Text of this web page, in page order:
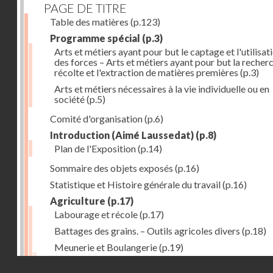
PAGE DE TITRE
Table des matières (p.123)
Programme spécial (p.3)
Arts et métiers ayant pour but le captage et
des forces – Arts et métiers ayant pour but la
récolte et l'extraction de matières premières (p.3)
Arts et métiers nécessaires à la vie individuelle ou en
société(p.5)
Comité d'organisation(p.6)
Introduction (Aimé Laussedat) (p.8)
Plan de l'Exposition(p.14)
Sommaire des objets exposés (p.16)
Statistique et Histoire générale du travail(p.16)
Agriculture (p.17)
Labourage et récole(p.17)
Battages des grains. – Outils agricoles divers (p.18)
Meunerie et Boulangerie(p.19)